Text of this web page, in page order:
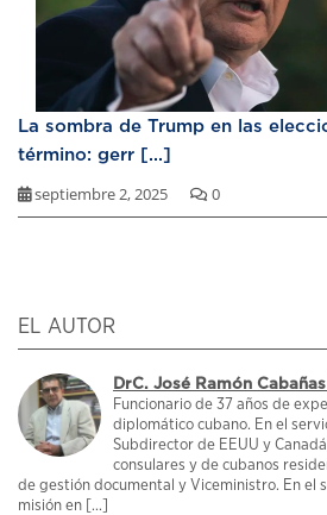
La sombra de Trump en las
término: gerr [...]
septiembre 2, 2025 0
EL AUTOR
DrC. José Ramón
Funcionario de 37 años de
diplomático cubano. En el
Subdirector de EEUU y
consulares y de cubanos
de gestión documental y Viceministro. En el
misión en [...]